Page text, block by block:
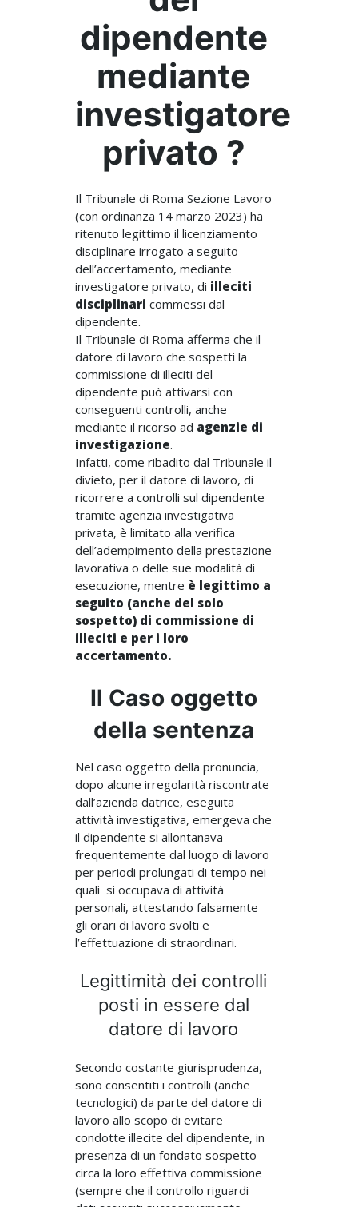
dipendente
mediante
investigatore
privato ?
Il Tribunale di Roma Sezione Lavoro
(con ordinanza 14 marzo 2023) ha
ritenuto legittimo il licenziamento
disciplinare irrogato a seguito
dell’accertamento, mediante
investigatore privato, di illeciti
disciplinari commessi dal
dipendente.
Il Tribunale di Roma afferma che il
datore di lavoro che sospetti la
commissione di illeciti del
dipendente può attivarsi con
conseguenti controlli, anche
mediante il ricorso ad agenzie di
investigazione.
Infatti, come ribadito dal Tribunale il
divieto, per il datore di lavoro, di
ricorrere a controlli sul dipendente
tramite agenzia investigativa
privata, è limitato alla verifica
dell’adempimento della prestazione
lavorativa o delle sue modalità di
esecuzione, mentre è legittimo a
seguito (anche del solo
sospetto) di commissione di
illeciti e per i loro
accertamento.
Il Caso oggetto
della sentenza
Nel caso oggetto della pronuncia,
dopo alcune irregolarità riscontrate
dall’azienda datrice, eseguita
attività investigativa, emergeva che
il dipendente si allontanava
frequentemente dal luogo di lavoro
per periodi prolungati di tempo nei
quali si occupava di attività
personali, attestando falsamente
gli orari di lavoro svolti e
l’effettuazione di straordinari.
Legittimità dei controlli
posti in essere dal
datore di lavoro
Secondo costante giurisprudenza,
sono consentiti i controlli (anche
tecnologici) da parte del datore di
lavoro allo scopo di evitare
condotte illecite del dipendente, in
presenza di un fondato sospetto
circa la loro effettiva commissione
(sempre che il controllo riguardi